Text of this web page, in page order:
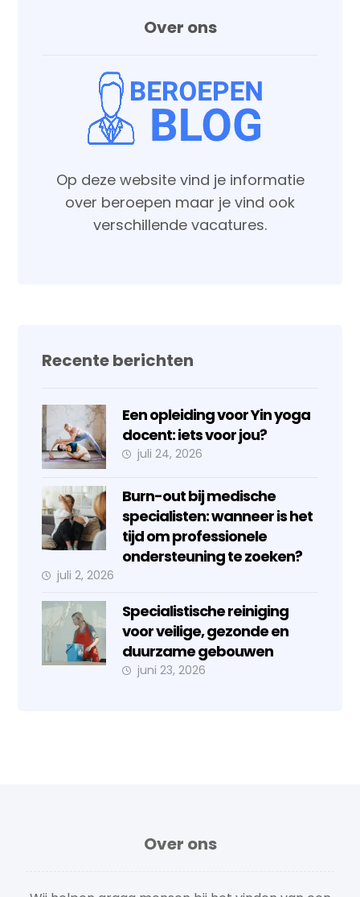
Over ons
Op deze website vind je informatie
over beroepen maar je vind ook
verschillende vacatures.
Recente berichten
Een opleiding voor Yin yoga
docent: iets voor jou?
juli 24, 2026
Burn-out bij medische
specialisten: wanneer is het
tijd om professionele
ondersteuning te zoeken?
juli 2, 2026
Specialistische reiniging
voor veilige, gezonde en
duurzame gebouwen
juni 23, 2026
Over ons